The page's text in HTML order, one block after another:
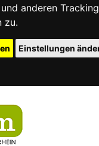
anderen
zu.
Einstellungen